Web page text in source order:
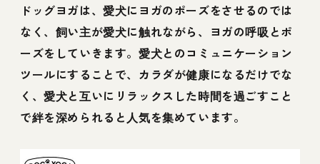
ドッグヨガは、愛犬にヨガのポーズをさせるのでは
なく、飼い主が愛犬に触れながら、ヨガの呼吸とポ
ーズをしていきます。愛犬とのコミュニケーション
ツールにすることで、カラダが健康になるだけでな
く、愛犬と互いにリラックスした時間を過ごすこと
で絆を深められると人気を集めています。